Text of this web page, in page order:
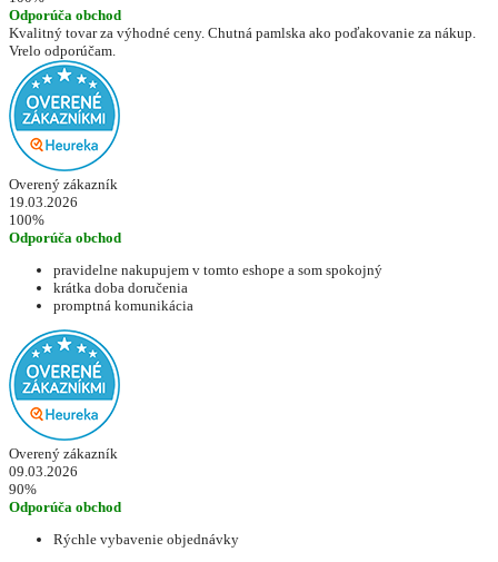
Odporúča obchod
Kvalitný tovar za výhodné ceny. Chutná pamlska ako poďakovanie za nákup.
Vrelo odporúčam.
Overený zákazník
19.03.2026
100%
Odporúča obchod
pravidelne nakupujem v tomto eshope a som spokojný
krátka doba doručenia
promptná komunikácia
Overený zákazník
09.03.2026
90%
Odporúča obchod
Rýchle vybavenie objednávky